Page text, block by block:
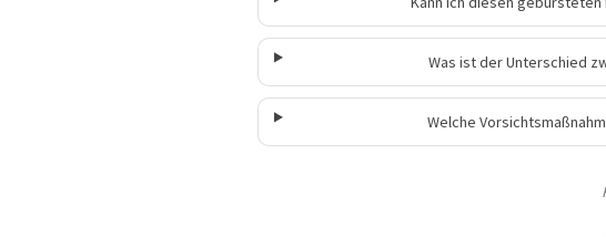
Was ist der Unterschied
Welche